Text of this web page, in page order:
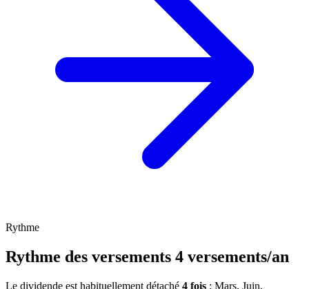
Rythme
Rythme des versements 4 versements/an
Le dividende est habituellement détaché 4 fois : Mars, Juin,